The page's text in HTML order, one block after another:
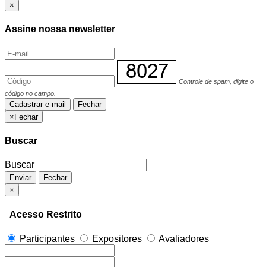
×
Assine nossa newsletter
Controle de spam, digite o
código no campo.
Cadastrar e-mail
Fechar
×Fechar
Buscar
Buscar
Enviar
Fechar
×
Acesso Restrito
Participantes Expositores Avaliadores